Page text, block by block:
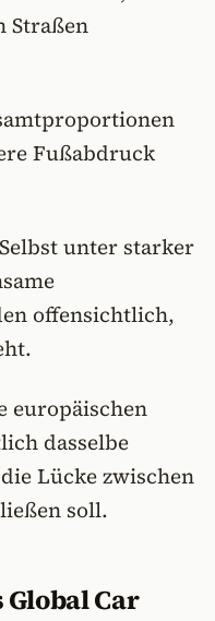
Straßen
Fußabdruck
Selbst unter starker
offensichtlich,
europäischen
dasselbe
Lücke zwischen
soll.
Car